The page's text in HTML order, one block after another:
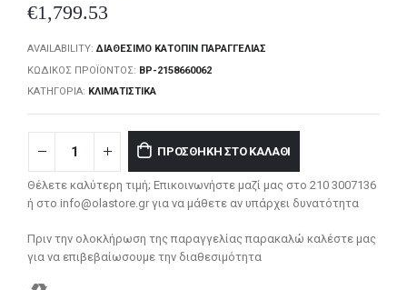
€1,799.53
AVAILABILITY:ΔΙΑΘΈΣΙΜΟ ΚΑΤΌΠΙΝ ΠΑΡΑΓΓΕΛΊΑΣ
ΚΩΔΙΚΌΣ ΠΡΟΪΌΝΤΟΣ: BP-2158660062
ΚΑΤΗΓΟΡΊΑ: ΚΛΙΜΑΤΙΣΤΙΚΆ
ΠΡΟΣΘΉΚΗ ΣΤΟ ΚΑΛΆΘΙ
Θέλετε καλύτερη τιμή; Επικοινωνήστε μαζί μας στο 210 3007136
ή στο info@olastore.gr για να μάθετε αν υπάρχει δυνατότητα
Πριν την ολοκλήρωση της παραγγελίας παρακαλώ καλέστε μας
για να επιβεβαίωσουμε την διαθεσιμότητα